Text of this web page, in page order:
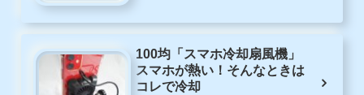
100均「スマホ冷却扇風機」
スマホが熱い！そんなときは
コレで冷却